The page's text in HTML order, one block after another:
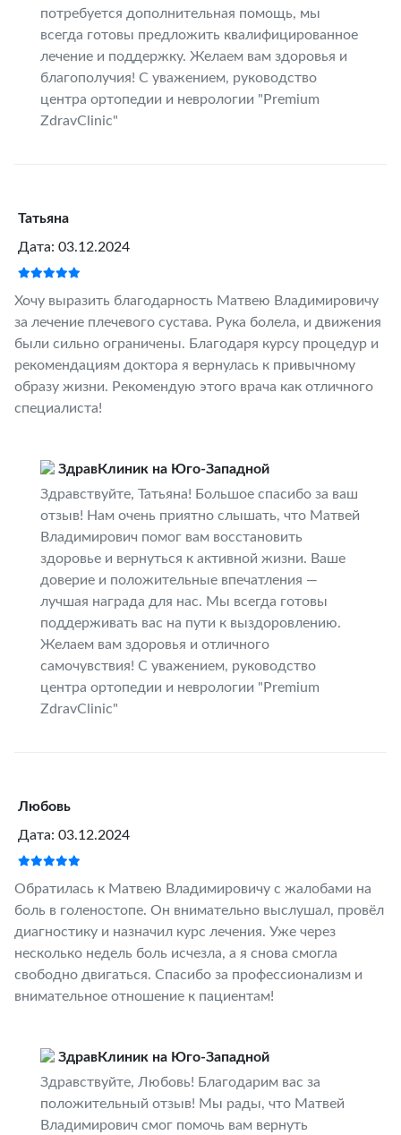
потребуется дополнительная помощь, мы
всегда готовы предложить квалифицированное
лечение и поддержку. Желаем вам здоровья и
благополучия! С уважением, руководство
центра ортопедии и неврологии "Premium
ZdravClinic"
Татьяна
Дата: 03.12.2024
Хочу выразить благодарность Матвею Владимировичу
за лечение плечевого сустава. Рука болела, и движения
были сильно ограничены. Благодаря курсу процедур и
рекомендациям доктора я вернулась к привычному
образу жизни. Рекомендую этого врача как отличного
специалиста!
ЗдравКлиник на Юго-Западной
Здравствуйте, Татьяна! Большое спасибо за ваш
отзыв! Нам очень приятно слышать, что Матвей
Владимирович помог вам восстановить
здоровье и вернуться к активной жизни. Ваше
доверие и положительные впечатления —
лучшая награда для нас. Мы всегда готовы
поддерживать вас на пути к выздоровлению.
Желаем вам здоровья и отличного
самочувствия! С уважением, руководство
центра ортопедии и неврологии "Premium
ZdravClinic"
Любовь
Дата: 03.12.2024
Обратилась к Матвею Владимировичу с жалобами на
боль в голеностопе. Он внимательно выслушал, провёл
диагностику и назначил курс лечения. Уже через
несколько недель боль исчезла, а я снова смогла
свободно двигаться. Спасибо за профессионализм и
внимательное отношение к пациентам!
ЗдравКлиник на Юго-Западной
Здравствуйте, Любовь! Благодарим вас за
положительный отзыв! Мы рады, что Матвей
Владимирович смог помочь вам вернуть